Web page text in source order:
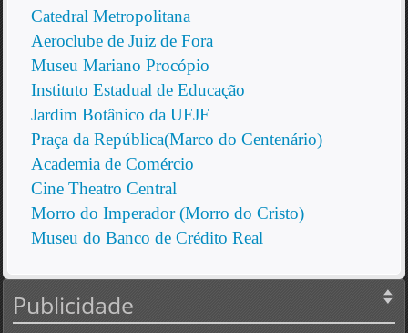
Catedral Metropolitana
Aeroclube de Juiz de Fora
Museu Mariano Procópio
Instituto Estadual de Educação
Jardim Botânico da UFJF
Praça da República(Marco do Centenário)
Academia de Comércio
Cine Theatro Central
Morro do Imperador (Morro do Cristo)
Museu do Banco de Crédito Real
Publicidade